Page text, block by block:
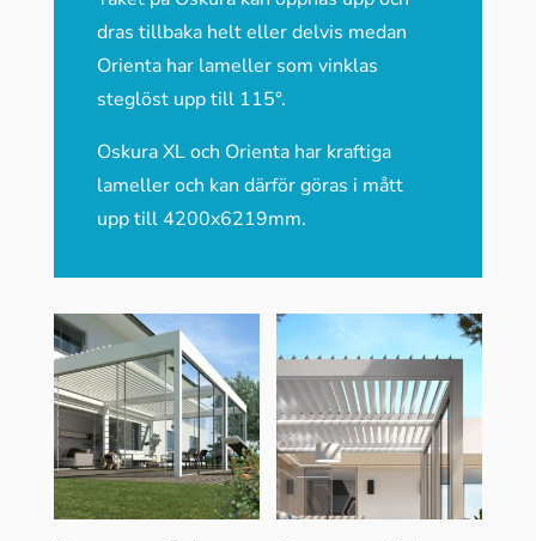
dras tillbaka helt eller delvis medan
Orienta har lameller som vinklas
steglöst upp till 115°.
Oskura XL och Orienta har kraftiga
lameller och kan därför göras i mått
upp till 4200x6219mm.